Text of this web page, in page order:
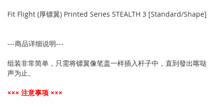
Fit Flight (厚镖翼) Printed Series STEALTH 3 [Standard/Shape]
---商品详细说明---
组装非常简单，只需将镖翼像笔盖一样插入杆子中，直到發出喀哒
声为止。
××× 注意事项 ×××